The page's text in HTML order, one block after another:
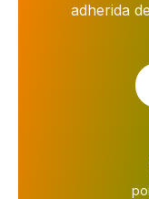
adherida